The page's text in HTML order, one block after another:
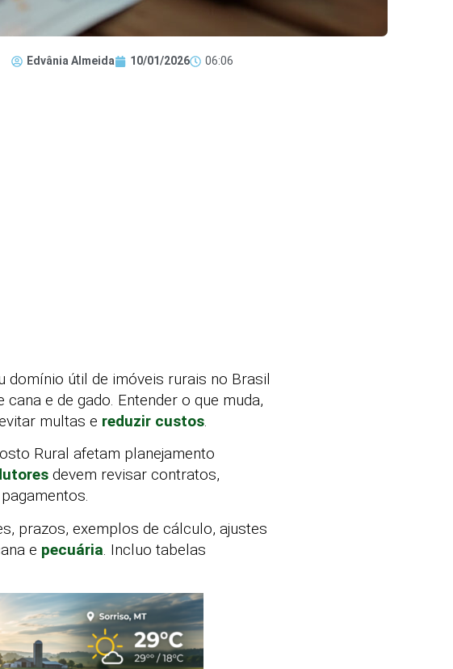
Edvânia Almeida 10/01/2026 06:06
domínio útil de imóveis rurais no Brasil
e de gado. Entender o que muda,
multas e reduzir custos.
Rural afetam planejamento
devem revisar contratos,
prazos, exemplos de cálculo, ajustes
e pecuária. Incluo tabelas